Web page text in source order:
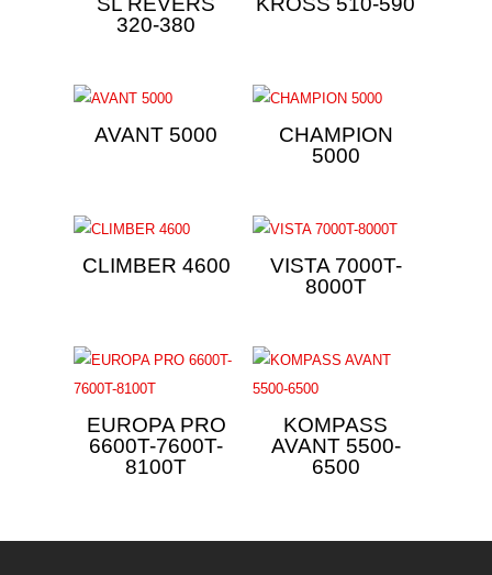
320-380
AVANT 5000
CHAMPION
5000
CLIMBER 4600
VISTA 7000T-
8000T
EUROPA PRO
6600T-7600T-
8100T
KOMPASS
AVANT 5500-
6500